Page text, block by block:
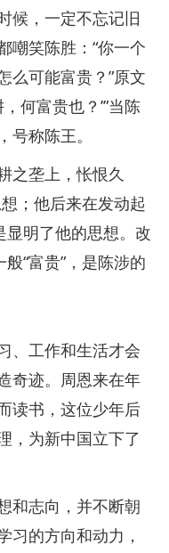
候，一定不忘记旧
嘲笑陈胜：“你一个
么可能富贵？”原文
何富贵也？’”当陈
称陈王。
之垄上，怅恨久
；他后来在发动起
显明了他的思想。改
“富贵”，是陈涉的
工作和生活才会
奇迹。周恩来在年
读书，这位少年后
，为新中国立下了
志向，并不断朝
习的方向和动力，